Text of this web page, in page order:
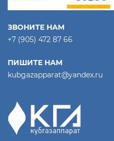
ЗВОНИТЕ НАМ
+7 (905) 472 87 66
ПИШИТЕ НАМ
kubgazapparat@yandex.ru